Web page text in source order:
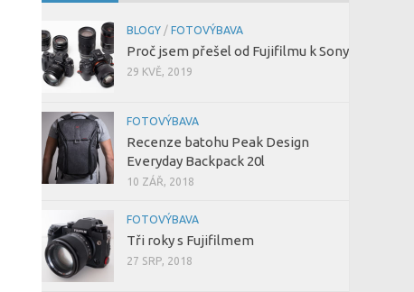
BLOGY / FOTOVÝBAVA
Proč jsem přešel od Fujifilmu k Sony
29 KVĚ, 2019
FOTOVÝBAVA
Recenze batohu Peak Design
Everyday Backpack 20l
10 ZÁŘ, 2018
FOTOVÝBAVA
Tři roky s Fujifilmem
27 SRP, 2018